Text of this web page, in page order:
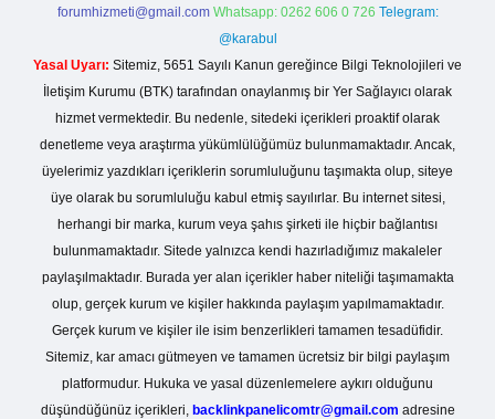
forumhizmeti@gmail.com Whatsapp: 0262 606 0 726 Telegram:
@karabul
Yasal Uyarı: Sitemiz, 5651 Sayılı Kanun gereğince Bilgi Teknolojileri ve
İletişim Kurumu (BTK) tarafından onaylanmış bir Yer Sağlayıcı olarak
hizmet vermektedir. Bu nedenle, sitedeki içerikleri proaktif olarak
denetleme veya araştırma yükümlülüğümüz bulunmamaktadır. Ancak,
üyelerimiz yazdıkları içeriklerin sorumluluğunu taşımakta olup, siteye
üye olarak bu sorumluluğu kabul etmiş sayılırlar. Bu internet sitesi,
herhangi bir marka, kurum veya şahıs şirketi ile hiçbir bağlantısı
bulunmamaktadır. Sitede yalnızca kendi hazırladığımız makaleler
paylaşılmaktadır. Burada yer alan içerikler haber niteliği taşımamakta
olup, gerçek kurum ve kişiler hakkında paylaşım yapılmamaktadır.
Gerçek kurum ve kişiler ile isim benzerlikleri tamamen tesadüfidir.
Sitemiz, kar amacı gütmeyen ve tamamen ücretsiz bir bilgi paylaşım
platformudur. Hukuka ve yasal düzenlemelere aykırı olduğunu
düşündüğünüz içerikleri, backlinkpanelicomtr@gmail.com adresine